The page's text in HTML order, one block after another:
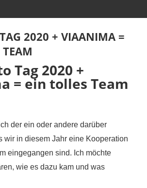
2020 + VIAANIMA =
TEAM
Tag 2020 +
= ein tolles Team
der ein oder andere darüber
wir in diesem Jahr eine Kooperation
eingegangen sind. Ich möchte
wie es dazu kam und was